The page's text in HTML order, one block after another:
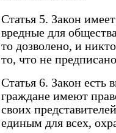
Статья 5. Закон
вредные для
то дозволено, и
то, что не
Статья 6. Закон
граждане имеют
своих
единым для всех,